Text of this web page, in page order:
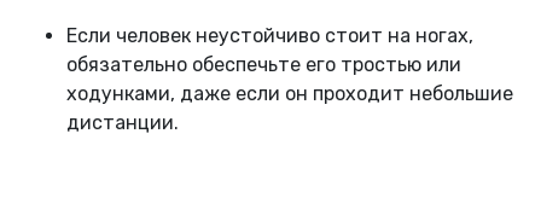
Если человек неустойчиво стоит на ногах,
обязательно обеспечьте его тростью или
ходунками, даже если он проходит небольшие
дистанции.